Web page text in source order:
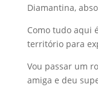
Diamantina,
Como tudo aqui
território para
Vou passar um
amiga e deu